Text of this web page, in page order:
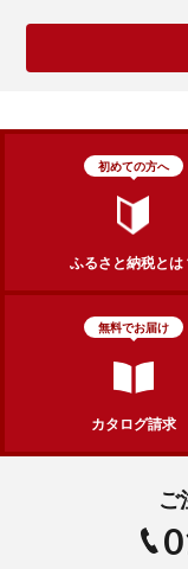
初めての方へ
ふるさと納税とは
無料でお届け
カタログ請求
ご